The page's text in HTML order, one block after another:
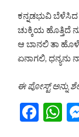
ಕನ್ನಡಭುವಿ
ಚುಕ್ಕಿಯ ಹೊತ್ತಿದೆ
ಆ ಬಾನಲಿ ತಾ
ಏನಾಗಲಿ, ಧನ್ಯನು
ಈ ಪೋಸ್ಟ್ ಅನ್ನು
F